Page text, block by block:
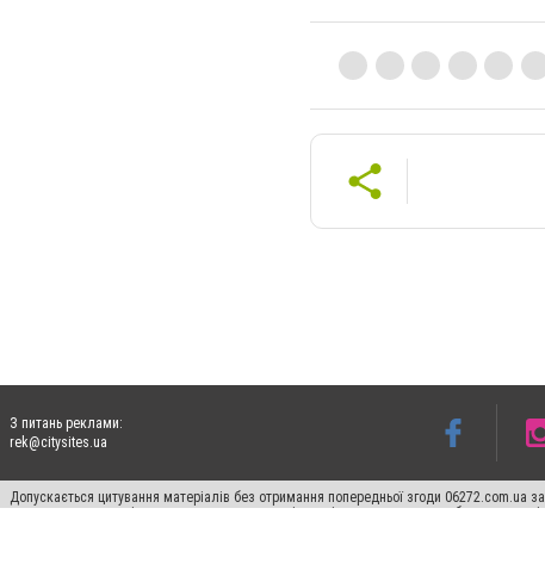
З питань реклами:
rek@citysites.ua
Допускається цитування матеріалів без отримання попередньої згоди 06272.com.ua
пошукових систем гіперпосилання на цитовані статті не нижче другого абзацу в